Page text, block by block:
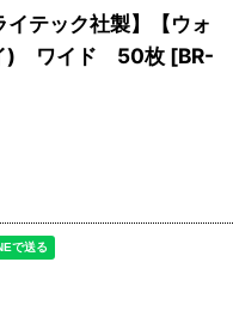
テック社製】【ウォ
イ) ワイド 50枚 [BR-